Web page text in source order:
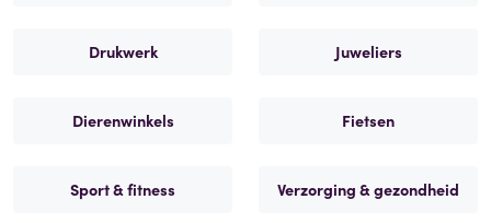
Drukwerk Juweliers
Dierenwinkels Fietsen
Sport & fitness Verzorging & gezondheid